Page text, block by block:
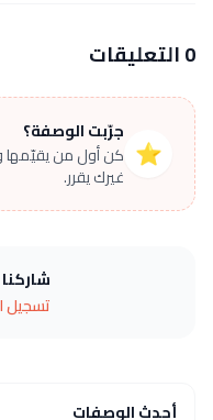
0 التعليقات
⭐
جرّبت الوصفة؟
كن أول من يقيّمها
غيرك يقرر.
تسجيل
أحدث الوصفات